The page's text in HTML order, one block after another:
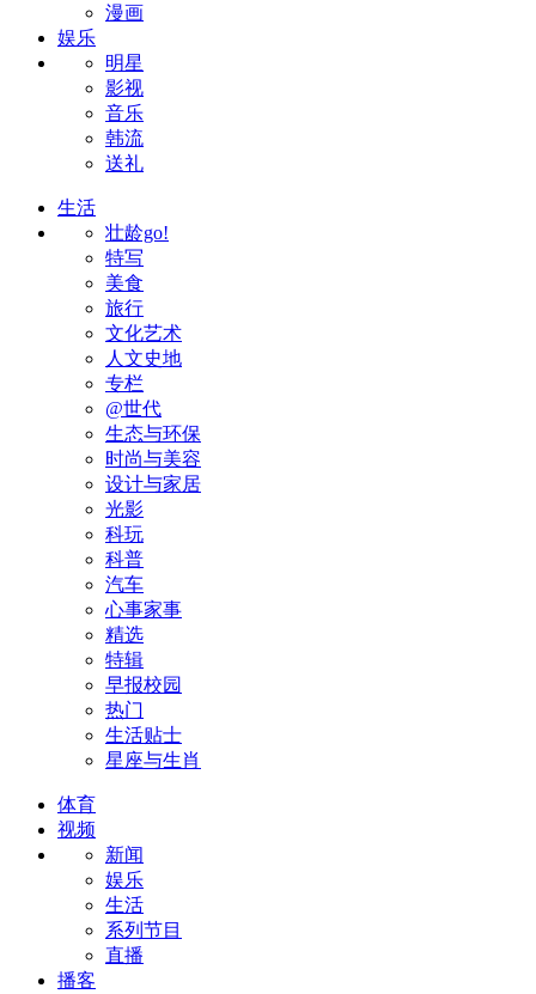
漫画
娱乐
明星
影视
音乐
韩流
送礼
生活
壮龄go!
特写
美食
旅行
文化艺术
人文史地
专栏
@世代
生态与环保
时尚与美容
设计与家居
光影
科玩
科普
汽车
心事家事
精选
特辑
早报校园
热门
生活贴士
星座与生肖
体育
视频
新闻
娱乐
生活
系列节目
直播
播客